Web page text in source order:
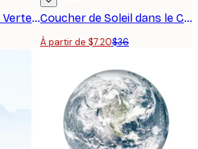
Feuilles de Monstera Vertes Affiche Coucher de Soleil dans le Champ Poster
À partir de $7.20$36